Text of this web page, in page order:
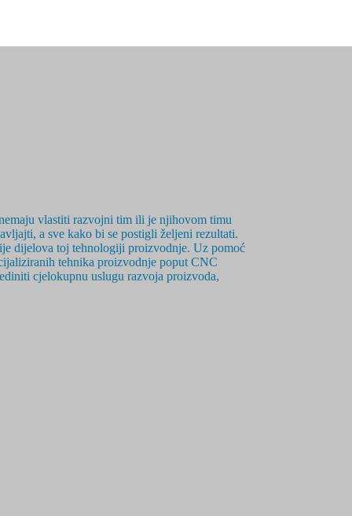
vlastiti razvojni tim ili je njihovom timu
a sve kako bi se postigli željeni rezultati.
dijelova toj tehnologiji proizvodnje. Uz pomoć
tehnika proizvodnje poput CNC
cjelokupnu uslugu razvoja proizvoda,